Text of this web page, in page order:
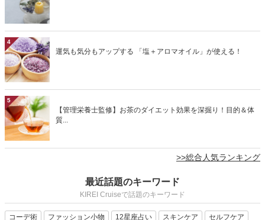
4
運気も気分もアップする 「塩＋アロマオイル」が使える！
5
【管理栄養士監修】お茶のダイエット効果を深掘り！目的＆体
質...
>>総合人気ランキング
最近話題のキーワード
KIREI Cruiseで話題のキーワード
コーデ術 ファッション小物 12星座占い スキンケア セルフケア